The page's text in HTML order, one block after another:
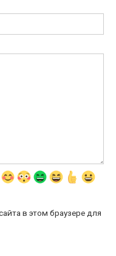
в этом браузере для